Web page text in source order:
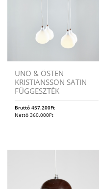
UNO & ÖSTEN
KRISTIANSSON SATIN
FÜGGESZTÉK
Bruttó 457.200Ft
Nettó 360.000Ft